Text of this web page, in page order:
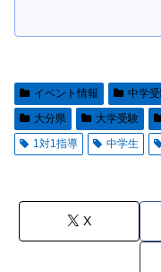
イベント情報 中学
大分県
大学受験
1対1指導
中学生
X